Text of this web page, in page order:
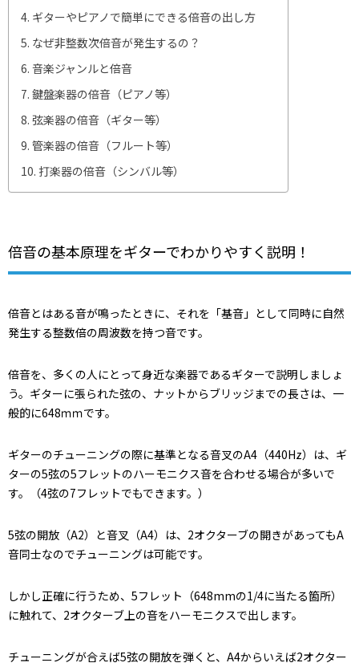
ギターやピアノで簡単にできる倍音の出し方
なぜ非整数次倍音が発生するの？
音楽ジャンルと倍音
鍵盤楽器の倍音（ピアノ等）
弦楽器の倍音（ギター等）
管楽器の倍音（フルート等）
打楽器の倍音（シンバル等）
倍音の基本原理をギターでわかりやすく説明！
倍音とはある音が鳴ったときに、それを「基音」として同時に自然
発生する整数倍の周波数を持つ音です。
倍音を、多くの人にとって身近な楽器であるギターで説明しましょ
う。ギターに張られた弦の、ナットからブリッジまでの長さは、一
般的に648ｍｍです。
ギターのチューニングの際に基準となる音叉のA4（440Hz）は、ギ
ターの5弦の5フレットのハーモニクス音を合わせる場合が多いで
す。（4弦の7フレットでもできます。）
5弦の開放（A2）と音叉（A4）は、2オクターブの開きがあってもA
音同士なのでチューニングは可能です。
しかし正確に行うため、5フレット（648mmの1/4に当たる箇所）
に触れて、2オクターブ上の音をハーモニクスで出します。
チューニングが合えば5弦の開放を弾くと、A4からいえば2オクター